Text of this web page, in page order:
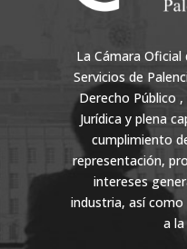
La Cámara
Servicios de
Derecho Público
Jurídica y plena
cumplimiento
representación,
intereses
industria, así
a